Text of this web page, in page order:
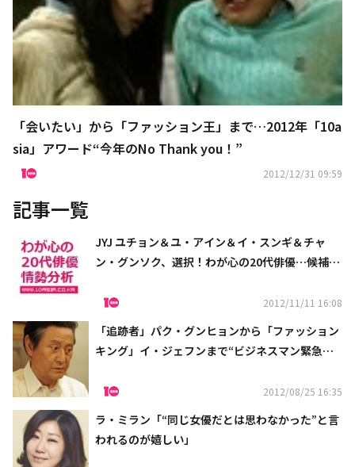
「会いたい」から「ファッション王」まで…2012年「10a
sia」アワード“今年のNo Thank you！”
2012/12/31 09:59
記事一覧
JYJ ユチョン＆ユ・アイン＆イ・スンギ＆チャ
ン・グンソク、選択！わが心の20代俳優…候補者
2012/11/11 16:08
「追跡者」パク・グンヒョンから「ファッション
キング」イ・ジェフンまで“ビジネスマン緊急診
2012/08/25 16:35
ラ・ミラン「“同じ女優だとは思わなかった”と言
われるのが嬉しい」